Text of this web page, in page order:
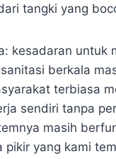
tangki yang
kesadaran untuk
berkala
terbiasa
sendiri tanpa
masih
pikir yang kami